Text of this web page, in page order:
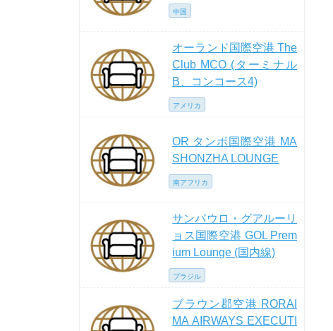
中国
オーランド国際空港 The
Club MCO (ターミナル
B、コンコース4)
アメリカ
OR タンボ国際空港 MA
SHONZHA LOUNGE
南アフリカ
サンパウロ・グアルーリ
ョス国際空港 GOL Prem
ium Lounge (国内線)
ブラジル
ブラウン郡空港 RORAI
MA AIRWAYS EXECUTI